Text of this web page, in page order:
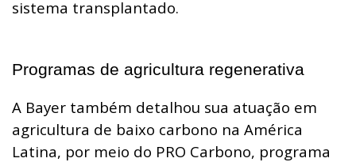
sistema transplantado.
Programas de agricultura regenerativa
A Bayer também detalhou sua atuação em
agricultura de baixo carbono na América
Latina, por meio do PRO Carbono, programa